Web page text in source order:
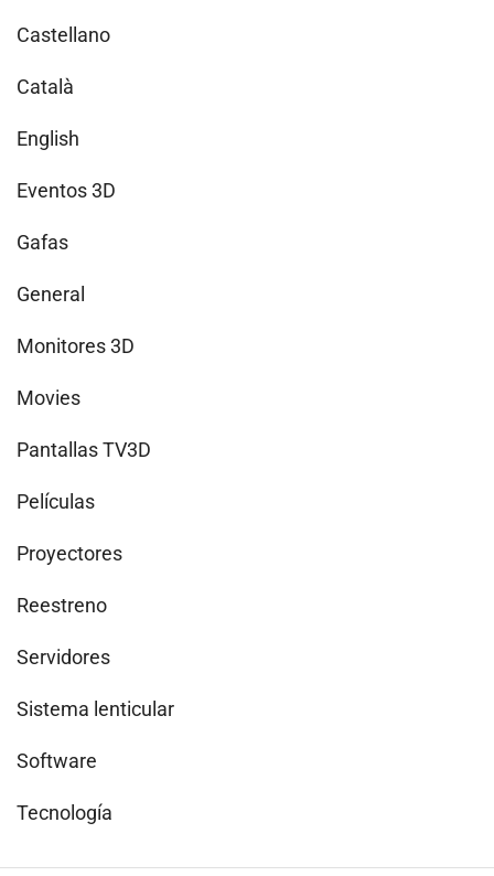
Castellano
Català
English
Eventos 3D
Gafas
General
Monitores 3D
Movies
Pantallas TV3D
Películas
Proyectores
Reestreno
Servidores
Sistema lenticular
Software
Tecnología